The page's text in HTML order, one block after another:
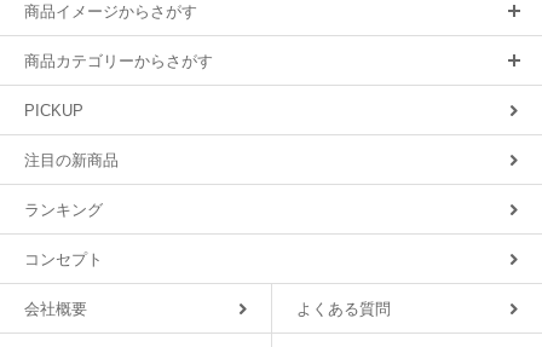
商品イメージからさがす
商品カテゴリーからさがす
PICKUP
注目の新商品
ランキング
コンセプト
会社概要 よくある質問